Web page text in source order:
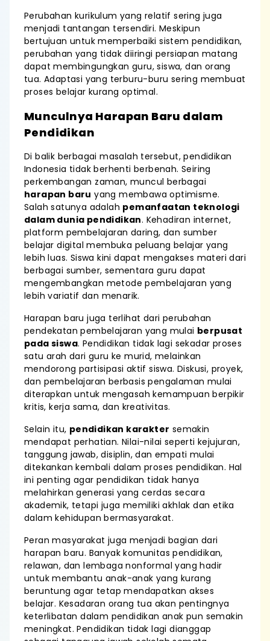
Perubahan kurikulum yang relatif sering juga
menjadi tantangan tersendiri. Meskipun
bertujuan untuk memperbaiki sistem pendidikan,
perubahan yang tidak diiringi persiapan matang
dapat membingungkan guru, siswa, dan orang
tua. Adaptasi yang terburu-buru sering membuat
proses belajar kurang optimal.
Munculnya Harapan Baru dalam
Pendidikan
Di balik berbagai masalah tersebut, pendidikan
Indonesia tidak berhenti berbenah. Seiring
perkembangan zaman, muncul berbagai
harapan baru yang membawa optimisme.
Salah satunya adalah pemanfaatan teknologi
dalam dunia pendidikan. Kehadiran internet,
platform pembelajaran daring, dan sumber
belajar digital membuka peluang belajar yang
lebih luas. Siswa kini dapat mengakses materi dari
berbagai sumber, sementara guru dapat
mengembangkan metode pembelajaran yang
lebih variatif dan menarik.
Harapan baru juga terlihat dari perubahan
pendekatan pembelajaran yang mulai berpusat
pada siswa. Pendidikan tidak lagi sekadar proses
satu arah dari guru ke murid, melainkan
mendorong partisipasi aktif siswa. Diskusi, proyek,
dan pembelajaran berbasis pengalaman mulai
diterapkan untuk mengasah kemampuan berpikir
kritis, kerja sama, dan kreativitas.
Selain itu, pendidikan karakter semakin
mendapat perhatian. Nilai-nilai seperti kejujuran,
tanggung jawab, disiplin, dan empati mulai
ditekankan kembali dalam proses pendidikan. Hal
ini penting agar pendidikan tidak hanya
melahirkan generasi yang cerdas secara
akademik, tetapi juga memiliki akhlak dan etika
dalam kehidupan bermasyarakat.
Peran masyarakat juga menjadi bagian dari
harapan baru. Banyak komunitas pendidikan,
relawan, dan lembaga nonformal yang hadir
untuk membantu anak-anak yang kurang
beruntung agar tetap mendapatkan akses
belajar. Kesadaran orang tua akan pentingnya
keterlibatan dalam pendidikan anak pun semakin
meningkat. Pendidikan tidak lagi dianggap